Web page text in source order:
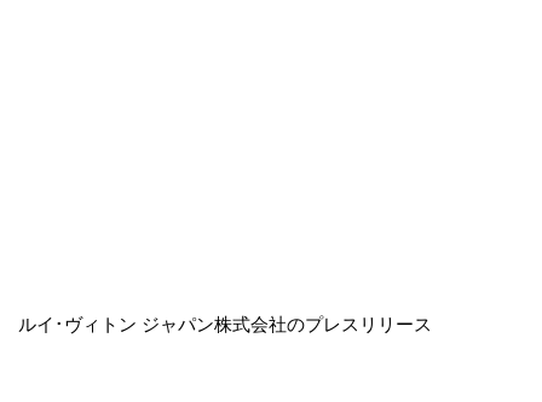
ルイ･ヴィトン ジャパン株式会社のプレスリリース